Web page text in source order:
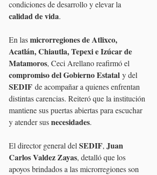
condiciones de desarrollo y elevar la
calidad de vida.
En las microrregiones de Atlixco,
Acatlán, Chiautla, Tepexi e Izúcar de
Matamoros, Ceci Arellano reafirmó el
compromiso del Gobierno Estatal y del
SEDIF de acompañar a quienes enfrentan
distintas carencias. Reiteró que la institución
mantiene sus puertas abiertas para escuchar
y atender sus necesidades.
El director general del SEDIF, Juan
Carlos Valdez Zayas, detalló que los
apoyos brindados a las microrregiones son